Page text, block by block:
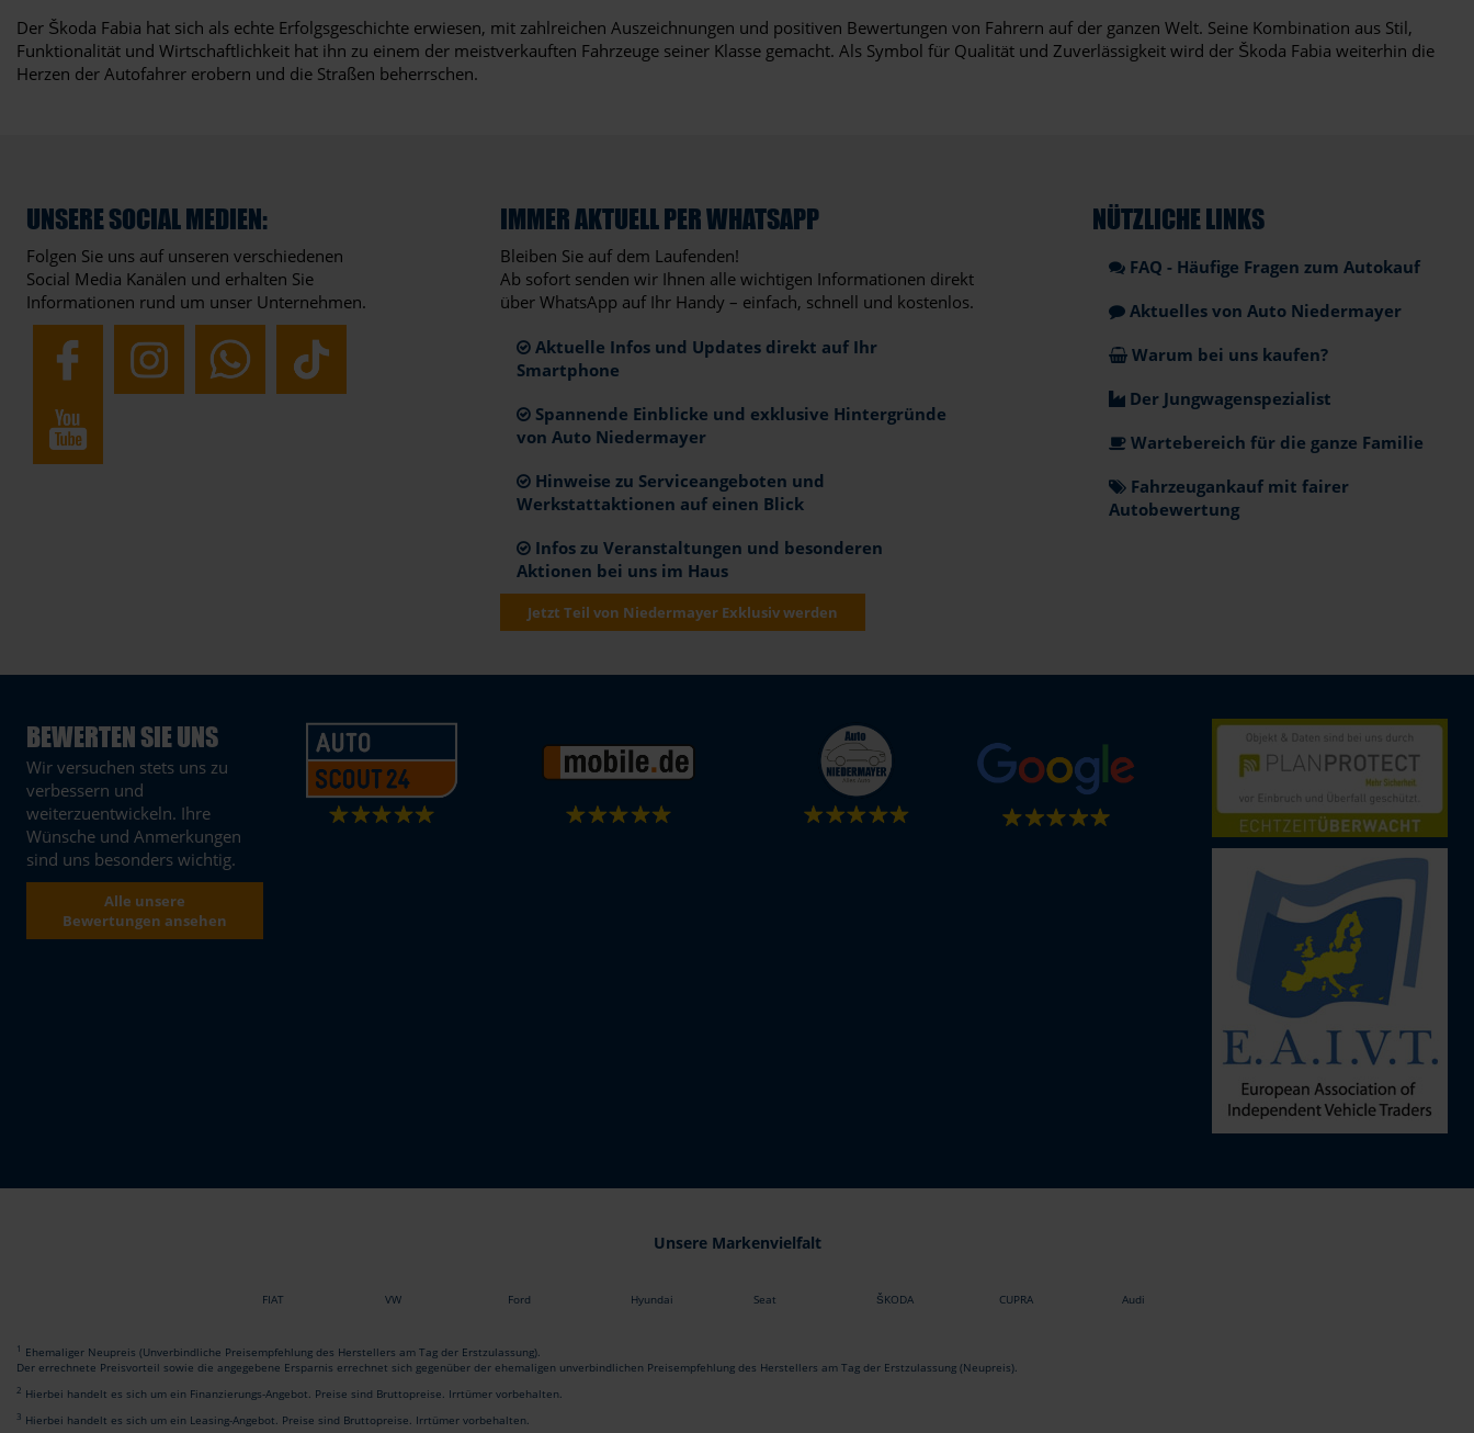
Der Škoda Fabia hat sich als echte Erfolgsgeschichte erwiesen, mit zahlreichen Auszeichnungen und positiven Bewertungen von Fahrern auf der ganzen Welt. Seine Kombination aus Stil,
Funktionalität und Wirtschaftlichkeit hat ihn zu einem der meistverkauften Fahrzeuge seiner Klasse gemacht. Als Symbol für Qualität und Zuverlässigkeit wird der Škoda Fabia weiterhin die
Herzen der Autofahrer erobern und die Straßen beherrschen.
UNSERE SOCIAL MEDIEN:
Folgen Sie uns auf unseren verschiedenen
Social Media Kanälen und erhalten Sie
Informationen rund um unser Unternehmen.
IMMER AKTUELL PER WHATSAPP
Bleiben Sie auf dem Laufenden!
Ab sofort senden wir Ihnen alle wichtigen Informationen direkt
über WhatsApp auf Ihr Handy – einfach, schnell und kostenlos.
Aktuelle Infos und Updates direkt auf Ihr
Smartphone
Spannende Einblicke und exklusive Hintergründe
von Auto Niedermayer
Hinweise zu Serviceangeboten und
Werkstattaktionen auf einen Blick
Infos zu Veranstaltungen und besonderen
Aktionen bei uns im Haus
Jetzt Teil von Niedermayer Exklusiv werden
NÜTZLICHE LINKS
FAQ - Häufige Fragen zum Autokauf
Aktuelles von Auto Niedermayer
Warum bei uns kaufen?
Der Jungwagenspezialist
Wartebereich für die ganze Familie
Fahrzeugankauf mit fairer
Autobewertung
BEWERTEN SIE UNS
Wir versuchen stets uns zu
verbessern und
weiterzuentwickeln. Ihre
Wünsche und Anmerkungen
sind uns besonders wichtig.
Alle unsere
Bewertungen ansehen
Unsere Markenvielfalt
FIAT VW Ford Hyundai Seat ŠKODA CUPRA Audi
1 Ehemaliger Neupreis (Unverbindliche Preisempfehlung des Herstellers am Tag der Erstzulassung).
Der errechnete Preisvorteil sowie die angegebene Ersparnis errechnet sich gegenüber der ehemaligen unverbindlichen Preisempfehlung des Herstellers am Tag der Erstzulassung (Neupreis).
2 Hierbei handelt es sich um ein Finanzierungs-Angebot. Preise sind Bruttopreise. Irrtümer vorbehalten.
3 Hierbei handelt es sich um ein Leasing-Angebot. Preise sind Bruttopreise. Irrtümer vorbehalten.